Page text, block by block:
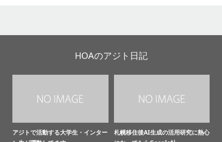
HOAのアジト日記
アジトで活動する大学生・インター
札幌移住後AI生成の活用研究に熱心